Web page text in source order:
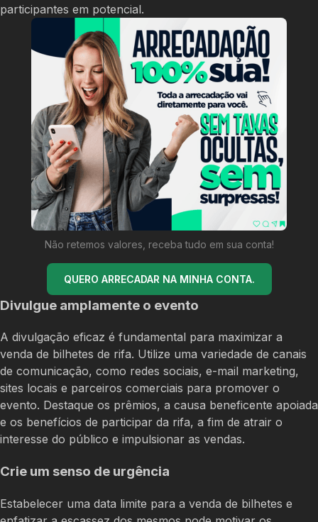
participantes em potencial.
Não retemos valores, receba tudo em sua conta!
QUERO ARRECADAR NA MINHA CONTA.
Divulgue amplamente o evento
A divulgação eficaz é fundamental para maximizar a
venda de bilhetes de rifa. Utilize uma variedade de canais
de comunicação, como redes sociais, e-mail marketing,
sites locais e parceiros comerciais para promover o
evento. Destaque os prêmios, a causa beneficente apoiada
e os benefícios de participar da rifa, a fim de atrair o
interesse do público e impulsionar as vendas.
Crie um senso de urgência
Estabelecer uma data limite para a venda de bilhetes e